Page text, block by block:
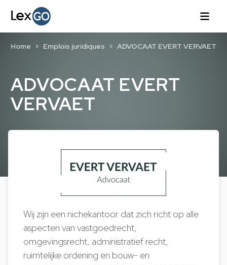
ADVOCAAT EVERT
VERVAET
Home Emplois juridiques ADVOCAAT EVERT VERVAET
Wij zijn een nichekantoor dat zich richt op alle
aspecten van vastgoedrecht,
omgevingsrecht, administratief recht,
ruimtelijke ordening en bouw- en